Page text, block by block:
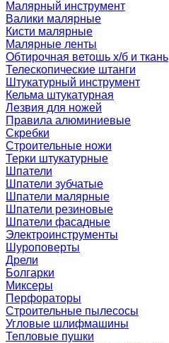
Малярный инструмент
Валики малярные
Кисти малярные
Малярные ленты
Обтирочная ветошь х/б и ткань
Телескопические штанги
Штукатурный инструмент
Кельма штукатурная
Лезвия для ножей
Правила алюминиевые
Скребки
Строительные ножи
Терки штукатурные
Шпатели
Шпатели зубчатые
Шпатели малярные
Шпатели резиновые
Шпатели фасадные
Электроинструменты
Шуроповерты
Дрели
Болгарки
Миксеры
Перфораторы
Строительные пылесосы
Угловые шлифмашины
Тепловые пушки